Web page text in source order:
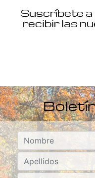
Suscríbete
recibir las